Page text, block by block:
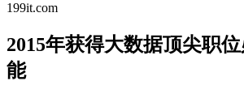
199it.com
2015年获得大数据顶尖职
能